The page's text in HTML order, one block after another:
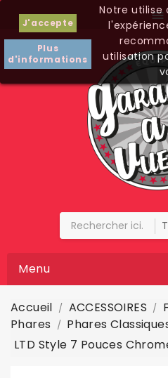

J'accepte
Plus
d'informations
Notre utilise
utilisation
Menu
Accueil ACCESSOIRES
Phares
Phares
LTD Style 7 Pouces